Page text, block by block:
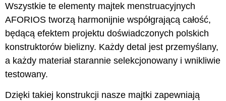
Wszystkie te elementy majtek menstruacyjnych
AFORIOS tworzą harmonijnie współgrającą całość,
będącą efektem projektu doświadczonych polskich
konstruktorów bielizny. Każdy detal jest przemyślany,
a każdy materiał starannie selekcjonowany i wnikliwie
testowany.
Dzięki takiej konstrukcji nasze majtki zapewniają